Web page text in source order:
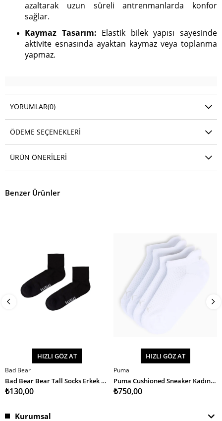
azaltarak uzun süreli antrenmanlarda konfor
sağlar.
Kaymaz Tasarım: Elastik bilek yapısı sayesinde
aktivite esnasında ayaktan kaymaz veya toplanma
yapmaz.
YORUMLAR(0)
ÖDEME SEÇENEKLERI
ÜRÜN ÖNERILERI
Benzer Ürünler
SEPETE EKLE
HIZLI GÖZ AT
Bad Bear
Bad Bear Bear Tall Socks Erkek Çorap
₺130,00
SEPETE EKLE
HIZLI GÖZ AT
Puma
Puma Cushioned Sneaker Kadın Çorap
₺750,00
Kurumsal